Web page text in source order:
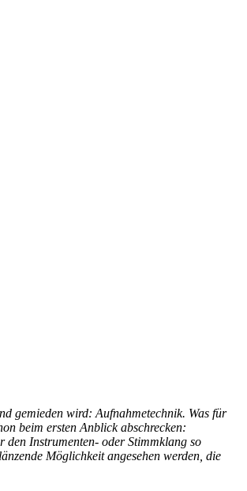
gemieden wird: Aufnahmetechnik. Was für
beim ersten Anblick abschrecken:
Instrumenten- oder Stimmklang so
Möglichkeit angesehen werden, die